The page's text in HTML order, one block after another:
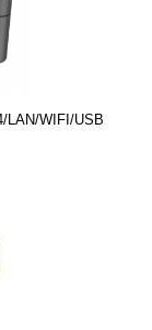
LAN/WIFI/USB